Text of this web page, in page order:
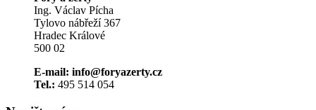
Ing. Václav Pícha
Tylovo nábřeží 367
Hradec Králové
500 02
E-mail: info@foryazerty.cz
Tel.: 495 514 054